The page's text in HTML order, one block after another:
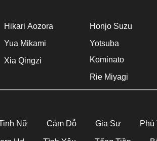
Hikari Aozora
Yua Mikami
Xia Qingzi
Honjo Suzu
Yotsuba
Kominato
Rie Miyagi
Nữ Cám Dỗ Gia Sư Phù